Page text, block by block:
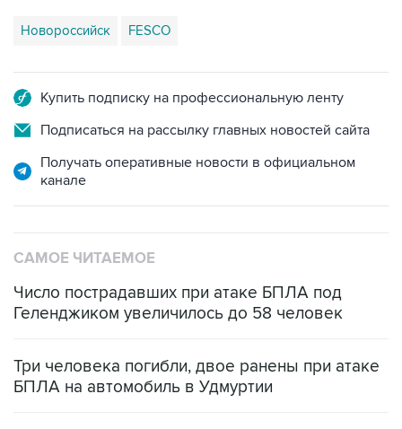
Новороссийск FESCO
Купить подписку на профессиональную ленту
Подписаться на рассылку главных новостей сайта
Получать оперативные новости в официальном
канале
САМОЕ ЧИТАЕМОЕ
Число пострадавших при атаке БПЛА под
Геленджиком увеличилось до 58 человек
Три человека погибли, двое ранены при атаке
БПЛА на автомобиль в Удмуртии